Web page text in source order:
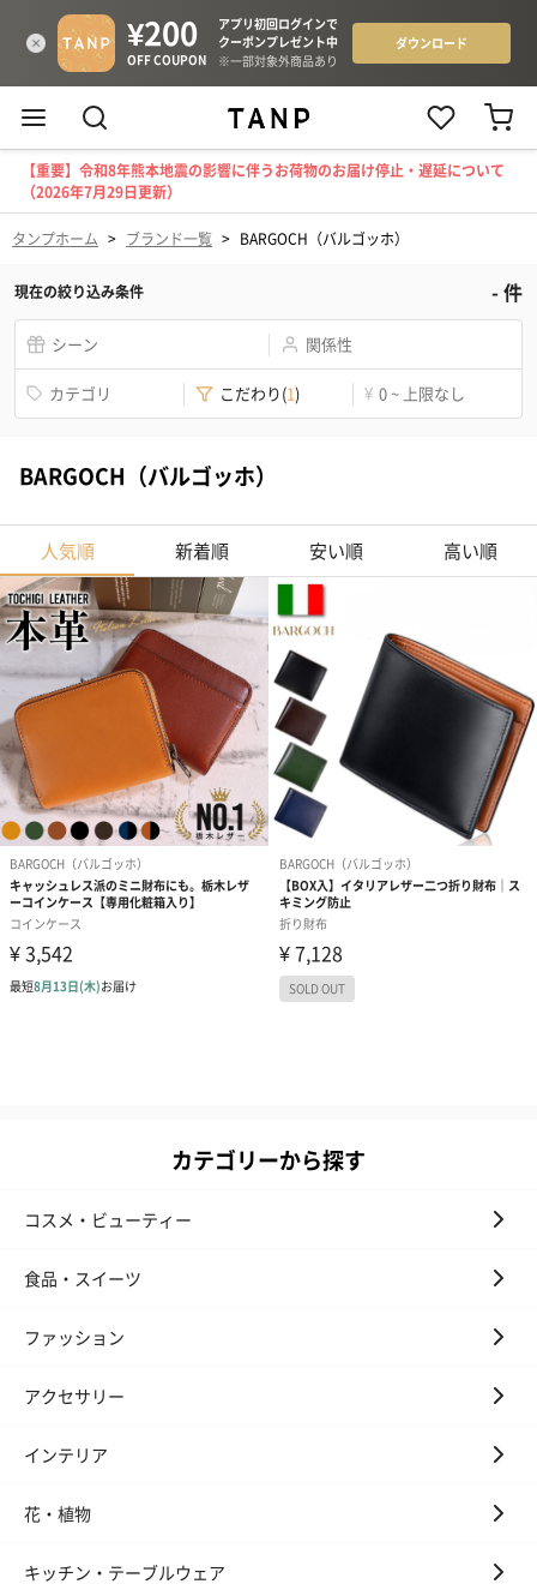
【重要】令和8年熊本地震の影響に伴うお荷物のお届け停止・遅延について
（2026年7月29日更新）
タンプホーム > ブランド一覧 > BARGOCH（バルゴッホ）
現在の絞り込み条件 -件
シーン 関係性
カテゴリ こだわり(1) ¥ 0 ~ 上限なし
BARGOCH（バルゴッホ）
人気順 新着順 安い順 高い順
カテゴリーから探す
コスメ・ビューティー
食品・スイーツ
ファッション
アクセサリー
インテリア
花・植物
キッチン・テーブルウェア